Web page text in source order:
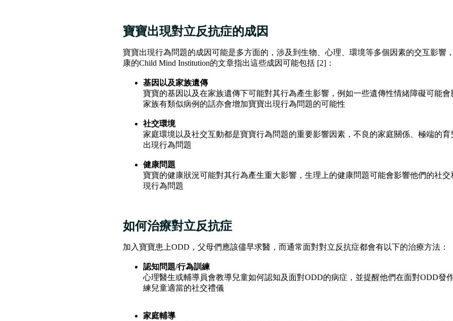
寶寶出現對立反抗症的成因
寶寶出現行為問題的成因可能是多方面的，涉及到生物、心理、環境等多個因素的交互影響
康的Child Mind Institution的文章指出這些成因可能包括 [2]：
基因以及家族遺傳
寶寶的基因以及在家族遺傳下可能對其行為產生影響，例如一些遺傳性情緒障礙可能
家族有類似病例的話亦會增加寶寶出現行為問題的可能性
社交環境
家庭環境以及社交互動都是寶寶行為問題的重要影響因素，不良的家庭關係、極端的
出現行為問題
健康問題
寶寶的健康狀況可能對其行為產生重大影響，生理上的健康問題可能會影響他們的社
現行為問題
如何治療對立反抗症
加入寶寶患上ODD，父母們應該儘早求醫，而通常面對對立反抗症都會有以下的治療方法：
認知問題/行為訓練
心理醫生或輔導員會教導兒童如何認知及面對ODD的病症，並提醒他們在面對ODD發
練兒童適當的社交禮儀
家庭輔導